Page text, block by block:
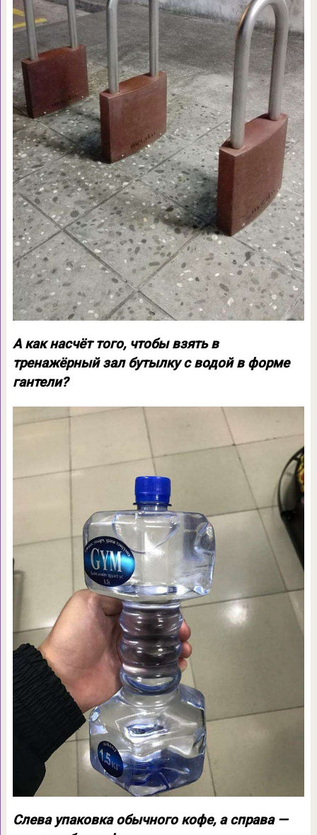
А как насчёт того, чтобы взять в
тренажёрный зал бутылку с водой в форме
гантели?
Слева упаковка обычного кофе, а справа —